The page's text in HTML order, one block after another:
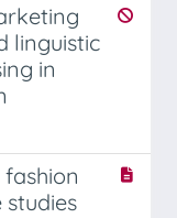
linguistic
in
studies